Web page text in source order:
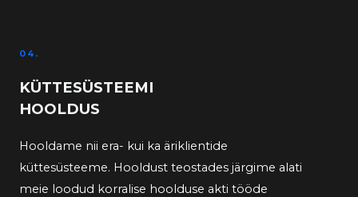
04.
KÜTTESÜSTEEMI
HOOLDUS
Hooldame nii era- kui ka äriklientide
küttesüsteeme. Hooldust teostades järgime alati
meie loodud korralise hoolduse akti tööde